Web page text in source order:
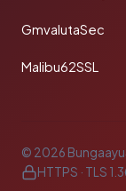
GmvalutaSec
Malibu62SSL
© 2026
HTTPS · TLS 1.3